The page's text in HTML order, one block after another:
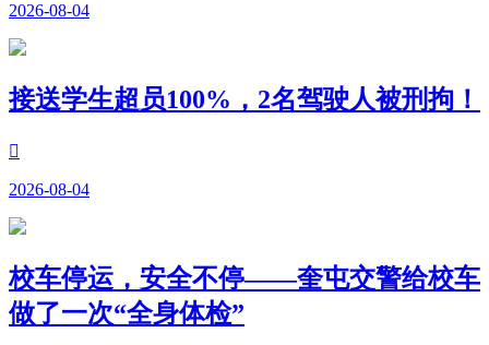
2026-08-04
接送学生超员100%，2名驾驶人被刑拘！

2026-08-04
校车停运，安全不停——奎屯交警给校车
做了一次“全身体检”